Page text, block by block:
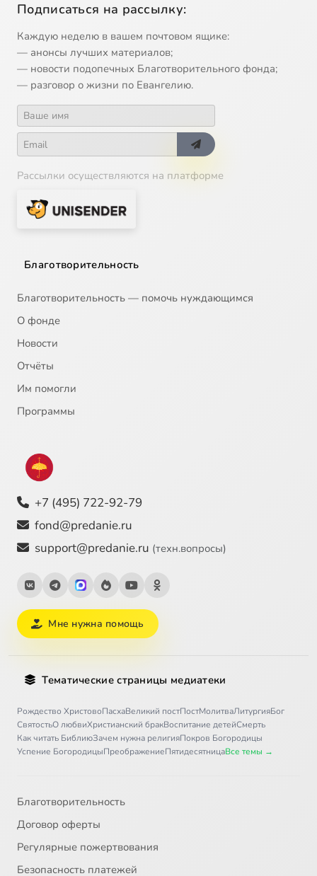
Подписаться на рассылку:
Каждую неделю в вашем почтовом ящике:
— анонсы лучших материалов;
— новости подопечных Благотворительного фонда;
— разговор о жизни по Евангелию.
Рассылки осуществляются на платформе
Благотворительность
Благотворительность — помочь нуждающимся
О фонде
Новости
Отчёты
Им помогли
Программы
+7 (495) 722-92-79
fond@predanie.ru
support@predanie.ru (техн.вопросы)
Мне нужна помощь
Тематические страницы медиатеки
Рождество ХристовоПасхаВеликий постПостМолитваЛитургияБог
СвятостьО любвиХристианский бракВоспитание детейСмерть
Как читать БиблиюЗачем нужна религияПокров Богородицы
Успение БогородицыПреображениеПятидесятницаВсе темы →
Благотворительность
Договор оферты
Регулярные пожертвования
Безопасность платежей